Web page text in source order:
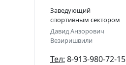
Вакансии
Заведующий
спортивным сектором
Давид Анзорович
Везиришвили
Тел: 8-913-980-72-15